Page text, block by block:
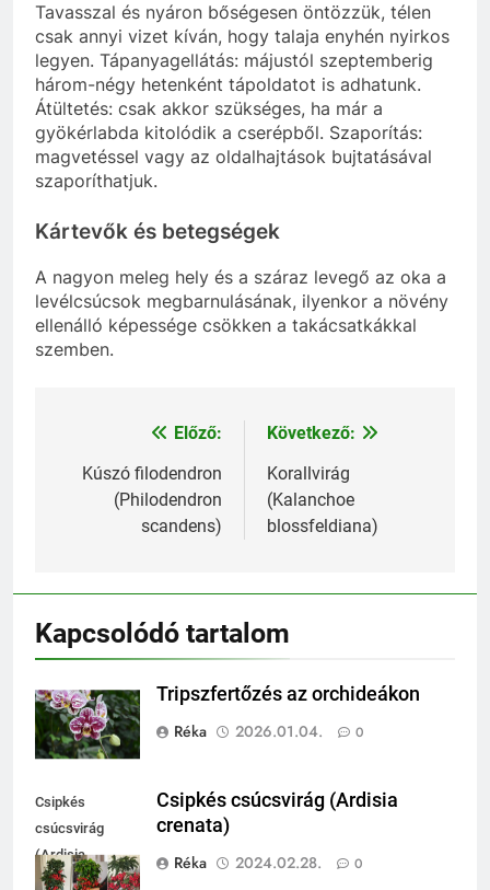
Tavasszal és nyáron bőségesen öntözzük, télen
csak annyi vizet kíván, hogy talaja enyhén nyirkos
legyen. Tápanyagellátás: májustól szeptemberig
három-négy hetenként tápoldatot is adhatunk.
Átültetés: csak akkor szükséges, ha már a
gyökérlabda kitolódik a cserépből. Szaporítás:
magvetéssel vagy az oldalhajtások bujtatásával
szaporíthatjuk.
Kártevők és betegségek
A nagyon meleg hely és a száraz levegő az oka a
levélcsúcsok megbarnulásának, ilyenkor a növény
ellenálló képessége csökken a takácsatkákkal
szemben.
Bejegyzés
navigáció
Előző:
Kúszó filodendron
(Philodendron
scandens)
Következő:
Korallvirág
(Kalanchoe
blossfeldiana)
Kapcsolódó tartalom
Tripszfertőzés az orchideákon
Réka
2026.01.04. 0
Csipkés
csúcsvirág
(Ardisia
crenata)
Csipkés csúcsvirág (Ardisia
crenata)
Réka
2024.02.28. 0